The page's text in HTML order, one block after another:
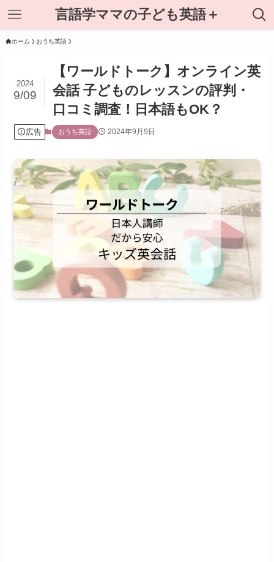
言語学ママの子ども英語＋
ホーム おうち英語
【ワールドトーク】オンライン英
会話 子どものレッスンの評判・
口コミ調査！日本語もOK？
2024
9/09
広告 おうち英語 2024年9月9日